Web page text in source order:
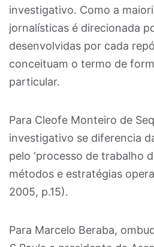
investigativo. Como a
jornalísticas é direcionada
desenvolvidas por cada
conceituam o termo de
particular.
Para Cleofe Monteiro de
investigativo se diferencia
pelo ‘processo de trabalho
métodos e estratégias
2005, p.15).
Para Marcelo Beraba,